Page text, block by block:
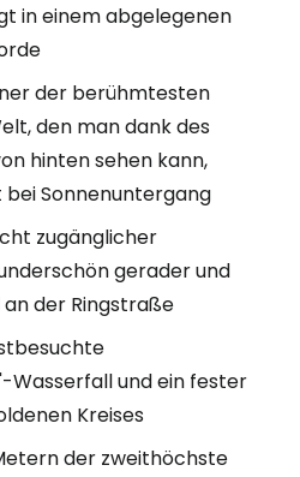
in einem abgelegenen
der berühmtesten
den man dank des
hinten sehen kann,
Sonnenuntergang
zugänglicher
gerader und
der Ringstraße
Wasserfall und ein fester
Kreises
der zweithöchste